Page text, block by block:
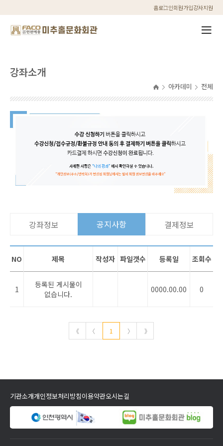
홈로그인회원가입강사지원
강좌소개
아카데미 전체
강좌정보 공지사항 결제정보
NO 제목 작성자 파일갯수 등록일 조회수
1
등록된 게시물이
없습니다.
0000.00.00 0
《 〈 1 〉 》
기관소개개인정보처리방침이용약관오시는길